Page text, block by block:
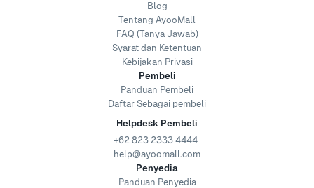
Blog
Tentang AyooMall
FAQ (Tanya Jawab)
Syarat dan Ketentuan
Kebijakan Privasi
Pembeli
Panduan Pembeli
Daftar Sebagai pembeli
Helpdesk Pembeli
+62 823 2333 4444
help@ayoomall.com
Penyedia
Panduan Penyedia